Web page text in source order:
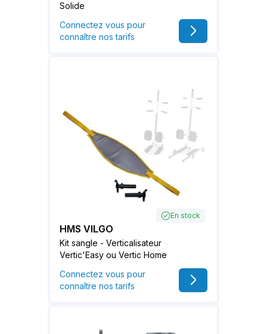
Solide
Connectez vous pour
connaître nos tarifs
En stock
HMS VILGO
Kit sangle - Verticalisateur
Vertic'Easy ou Vertic Home
Connectez vous pour
connaître nos tarifs